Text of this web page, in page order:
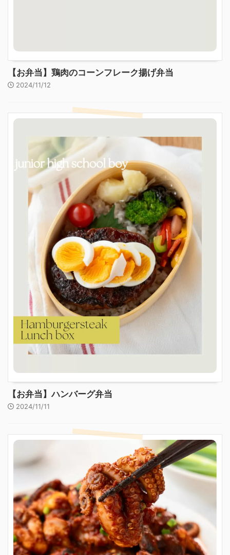
【お弁当】鶏肉のコーンフレーク揚げ弁当
2024/11/12
【お弁当】ハンバーグ弁当
2024/11/11